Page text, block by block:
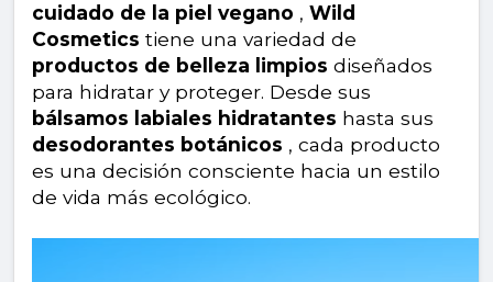
cuidado de la piel vegano , Wild
Cosmetics tiene una variedad de
productos de belleza limpios diseñados
para hidratar y proteger. Desde sus
bálsamos labiales hidratantes hasta sus
desodorantes botánicos , cada producto
es una decisión consciente hacia un estilo
de vida más ecológico.